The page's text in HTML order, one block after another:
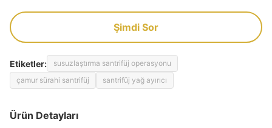
Şimdi Sor
Etiketler:
susuzlaştırma santrifüj operasyonu
çamur sürahi santrifüj
santrifüj yağ ayırıcı
Ürün Detayları